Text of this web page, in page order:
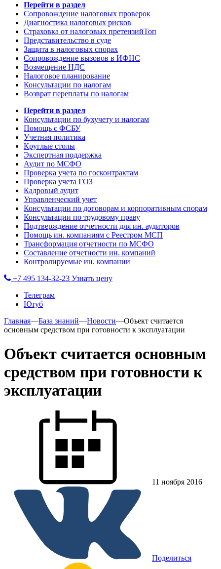
Перейти в раздел
Сопровождение налоговых проверок
Диагностика налоговых рисков
Страховка от налоговых претензийТоп
Представительство в суде
Защита в налоговых спорах
Сопровождение вызовов в ИФНС
Возмещение НДС
Налоговое планирование
Консультации по налогам
Возврат переплаты по налогам
Перейти в раздел
Консультации по бухучету и налогам
Помощь с ФСБУ
Учетная политика
Круглые столы
Экспертная поддержка
Аудит по МСФО
Проверка учета по госконтрактам
Проверка учета ГОЗ
Кадровый аудит
Управленческий учет
Консультации по договорам и корпоративным спорам
Консультации по трудовому праву
Подтверждение отчетности для ин. аудиторов
Помощь ин. компаниям с Реестром МСП
Трансформация отчетности по МСФО
Составление отчетности ин. компаний
Контролируемые ин. компании
+7 495 134-32-23 Узнать цену
Телеграм
Ютуб
Главная—База знаний—Новости—Объект считается
основным средством при готовности к эксплуатации
Объект считается основным
средством при готовности к
эксплуатации
11 ноября 2016
Поделиться